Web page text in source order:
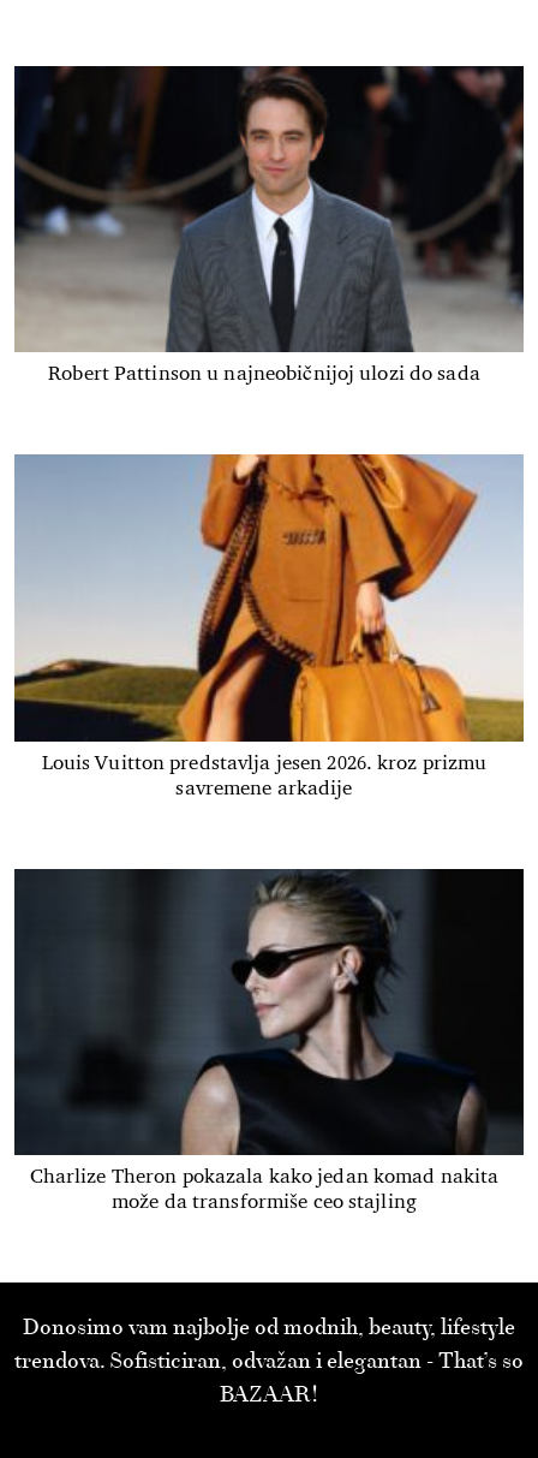
Robert Pattinson u najneobičnijoj ulozi do sada
Louis Vuitton predstavlja jesen 2026. kroz prizmu
savremene arkadije
Charlize Theron pokazala kako jedan komad nakita
može da transformiše ceo stajling
Donosimo vam najbolje od modnih, beauty, lifestyle
trendova. Sofisticiran, odvažan i elegantan - That’s so
BAZAAR!